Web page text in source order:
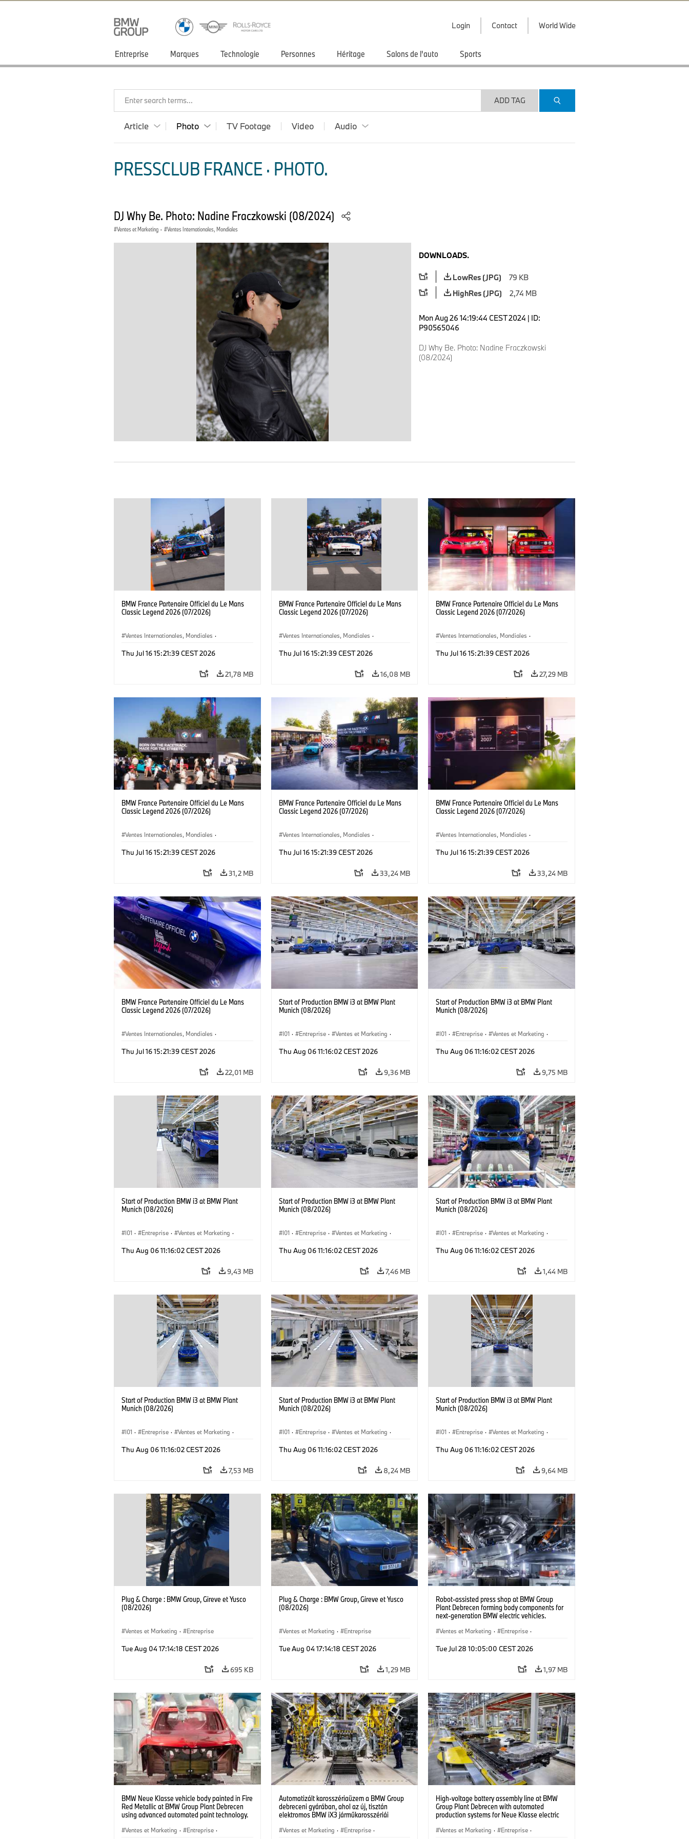
Login Contact World Wide
Entreprise Marques Technologie Personnes Héritage Salons de l'auto Sports
Enter search terms... ADD TAG
Article Photo TV Footage Video Audio
PRESSCLUB FRANCE · PHOTO.
DJ Why Be. Photo: Nadine Fraczkowski (08/2024)
Ventes et Marketing · Ventes Internationales, Mondiales
DOWNLOADS.
LowRes (JPG)
79 KB
HighRes (JPG)
2,74 MB
Mon Aug 26 14:19:44 CEST 2024 | ID:
P90565046
DJ Why Be. Photo: Nadine Fraczkowski
(08/2024)
BMW France Partenaire Officiel du Le Mans
Classic Legend 2026 (07/2026)
Ventes Internationales, Mondiales ·
Thu Jul 16 15:21:39 CEST 2026
21,78 MB
BMW France Partenaire Officiel du Le Mans
Classic Legend 2026 (07/2026)
Ventes Internationales, Mondiales ·
Thu Jul 16 15:21:39 CEST 2026
16,08 MB
BMW France Partenaire Officiel du Le Mans
Classic Legend 2026 (07/2026)
Ventes Internationales, Mondiales ·
Thu Jul 16 15:21:39 CEST 2026
27,29 MB
BMW France Partenaire Officiel du Le Mans
Classic Legend 2026 (07/2026)
Ventes Internationales, Mondiales ·
Thu Jul 16 15:21:39 CEST 2026
31,2 MB
BMW France Partenaire Officiel du Le Mans
Classic Legend 2026 (07/2026)
Ventes Internationales, Mondiales ·
Thu Jul 16 15:21:39 CEST 2026
33,24 MB
BMW France Partenaire Officiel du Le Mans
Classic Legend 2026 (07/2026)
Ventes Internationales, Mondiales ·
Thu Jul 16 15:21:39 CEST 2026
33,24 MB
BMW France Partenaire Officiel du Le Mans
Classic Legend 2026 (07/2026)
Ventes Internationales, Mondiales ·
Thu Jul 16 15:21:39 CEST 2026
22,01 MB
Start of Production BMW i3 at BMW Plant
Munich (08/2026)
I01 · Entreprise · Ventes et Marketing ·
Thu Aug 06 11:16:02 CEST 2026
9,36 MB
Start of Production BMW i3 at BMW Plant
Munich (08/2026)
I01 · Entreprise · Ventes et Marketing ·
Thu Aug 06 11:16:02 CEST 2026
9,75 MB
Start of Production BMW i3 at BMW Plant
Munich (08/2026)
I01 · Entreprise · Ventes et Marketing ·
Thu Aug 06 11:16:02 CEST 2026
9,43 MB
Start of Production BMW i3 at BMW Plant
Munich (08/2026)
I01 · Entreprise · Ventes et Marketing ·
Thu Aug 06 11:16:02 CEST 2026
7,46 MB
Start of Production BMW i3 at BMW Plant
Munich (08/2026)
I01 · Entreprise · Ventes et Marketing ·
Thu Aug 06 11:16:02 CEST 2026
1,44 MB
Start of Production BMW i3 at BMW Plant
Munich (08/2026)
I01 · Entreprise · Ventes et Marketing ·
Thu Aug 06 11:16:02 CEST 2026
7,53 MB
Start of Production BMW i3 at BMW Plant
Munich (08/2026)
I01 · Entreprise · Ventes et Marketing ·
Thu Aug 06 11:16:02 CEST 2026
8,24 MB
Start of Production BMW i3 at BMW Plant
Munich (08/2026)
I01 · Entreprise · Ventes et Marketing ·
Thu Aug 06 11:16:02 CEST 2026
9,64 MB
Plug & Charge : BMW Group, Gireve et Yusco
(08/2026)
Ventes et Marketing · Entreprise
Tue Aug 04 17:14:18 CEST 2026
695 KB
Plug & Charge : BMW Group, Gireve et Yusco
(08/2026)
Ventes et Marketing · Entreprise
Tue Aug 04 17:14:18 CEST 2026
1,29 MB
Robot-assisted press shop at BMW Group
Plant Debrecen forming body components for
next-generation BMW electric vehicles.
Ventes et Marketing · Entreprise ·
Tue Jul 28 10:05:00 CEST 2026
1,97 MB
BMW Neue Klasse vehicle body painted in Fire
Red Metallic at BMW Group Plant Debrecen
using advanced automated paint technology.
Ventes et Marketing · Entreprise ·
Automatizált karosszériaüzem a BMW Group
debreceni gyárában, ahol az új, tisztán
elektromos BMW iX3 járműkarosszériái
Ventes et Marketing · Entreprise ·
High-voltage battery assembly line at BMW
Group Plant Debrecen with automated
production systems for Neue Klasse electric
Ventes et Marketing · Entreprise ·